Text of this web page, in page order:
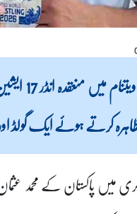
کرتے ہوئے ایک گولڈ
میں پاکستان کے